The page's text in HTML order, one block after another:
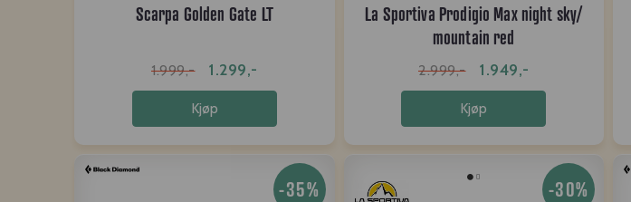
Scarpa Golden Gate LT
1.999,- 1.299,-
Kjøp
La Sportiva Prodigio Max night sky/
mountain red
2.999,- 1.949,-
Kjøp
-35% -30%